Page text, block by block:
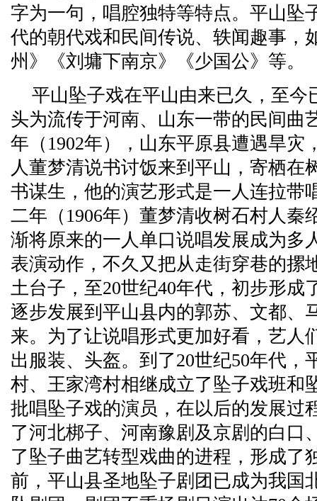
字为一句，唱腔独特等特点。平山坠
代的朝代戏和民间传说、轶闻趣事，
州》《刘墉下南京》《少国公》等。
平山坠子戏在平山由来已久，至今
头为流传于河南、山东一带的民间曲
年（1902年），山东平原县遭遇旱灾
人董梦清说书讨饭来到平山，寄栖在
书谋生，他的演艺形式是一人连拉带
二年（1906年）董梦清收树石村人秦
渐将原来的一人单口说唱发展成为多
表演动作，不久又把从走街穿巷的摞
土台子，至20世纪40年代，初步形成
逐步发展到平山县内的郭苏、文都、
来。为了让说唱形式更加好看，艺人
出服装、头盔。到了20世纪50年代，
村、王家湾村相继成立了坠子戏班和
批唱坠子戏的演员，在以后的发展过
了河北梆子、河南豫剧及京剧的白口
了坠子曲艺转型戏曲的进程，形成了
前，平山县圣地坠子剧团已成为我国